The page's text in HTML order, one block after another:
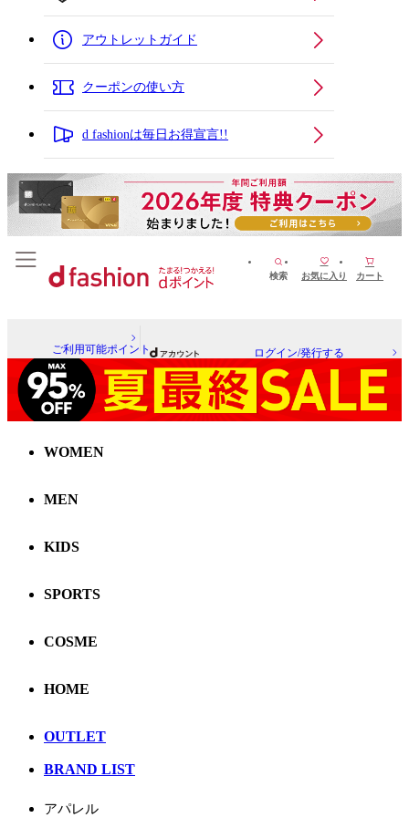
アウトレットガイド
クーポンの使い方
d fashionは毎日お得宣言!!
検索 お気に入り カート
ご利用可能ポイント ログイン/発行する
WOMEN
MEN
KIDS
SPORTS
COSME
HOME
OUTLET
BRAND LIST
アパレル